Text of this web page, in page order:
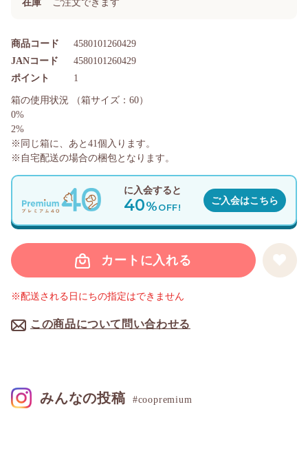
在庫 ご注文できます
商品コード 4580101260429
ポイント 1
JANコード 4580101260429
カートに入れる
この商品について問い合わせる
※配送される日にちの指定はできません
に入会すると
40%OFF!
ご入会はこちら
箱の使用状況
（箱サイズ：60）
0%
2%
※同じ箱に、あと 41個入ります。
※自宅配送の場合の梱包となります。
みんなの投稿 #coopremium